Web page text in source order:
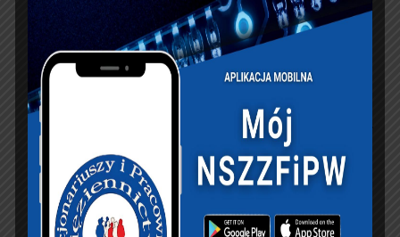
KSIĘGA GOŚCI:
Zobacz księgę
dopisz do księgi